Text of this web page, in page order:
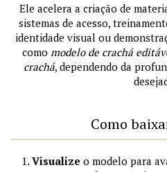
Ele acelera a criação de
sistemas de acesso,
identidade visual ou
como modelo de crachá
crachá, dependendo da
Como
1. Visualize o modelo para